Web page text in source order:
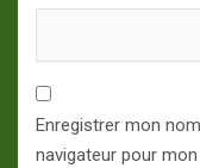
Enregistrer mon
navigateur pour